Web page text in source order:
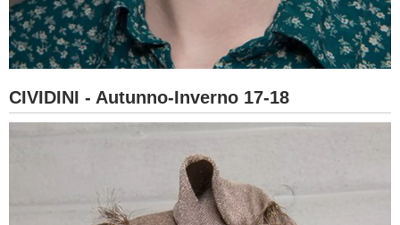
CIVIDINI - Autunno-Inverno 17-18